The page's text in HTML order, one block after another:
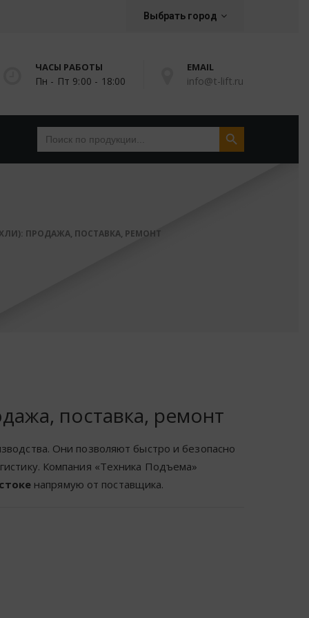
Выбрать город
ЧАСЫ РАБОТЫ
Пн - Пт 9:00 - 18:00
EMAIL
info@t-lift.ru
Search
for:
Search Button
ПРОДАЖА, ПОСТАВКА, РЕМОНТ
поставка, ремонт
Они позволяют быстро и безопасно
Компания «Техника Подъема»
напрямую от поставщика.